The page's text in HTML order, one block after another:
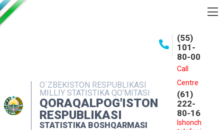
O`ZBEKISTON RESPUBLIKASI
MILLIY STATISTIKA QO‘MITASI
QORAQALPOG'ISTON
RESPUBLIKASI
STATISTIKA BOSHQARMASI
(55)
101-
80-00
Call
Centre
(61)
222-
80-16
Ishonch
INTERAKTIV XIZMATLAR
MATBUOT XIZMATI
MUROJAATLAR